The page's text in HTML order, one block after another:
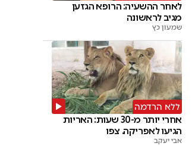
לאחר ההשעיה: הרופא הגזען
מגיב לראשונה
שמעון כץ
ללא הרדמה
אחרי יותר מ-30 שעות: האריות
הגיעו לאפריקה. צפו
אבי יעקב